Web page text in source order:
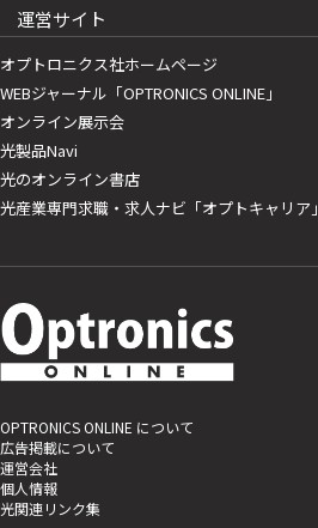
運営サイト
オプトロニクス社ホームページ
WEBジャーナル「OPTRONICS ONLINE」
オンライン展示会
光製品Navi
光のオンライン書店
光産業専門求職・求人ナビ「オプトキャリア」
OPTRONICS ONLINE について
広告掲載について
運営会社
個人情報
光関連リンク集